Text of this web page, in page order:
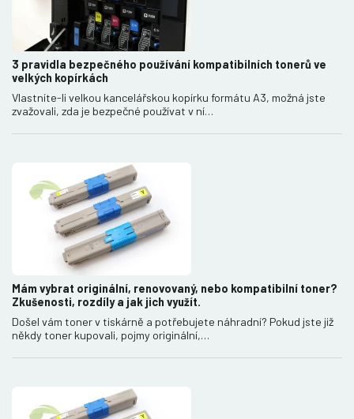
3 pravidla bezpečného používání kompatibilních tonerů ve
velkých kopírkách
Vlastníte-li velkou kancelářskou kopírku formátu A3, možná jste
zvažovali, zda je bezpečné používat v ní…
Mám vybrat originální, renovovaný, nebo kompatibilní toner?
Zkušenosti, rozdíly a jak jich využít.
Došel vám toner v tiskárně a potřebujete náhradní? Pokud jste již
někdy toner kupovali, pojmy originální,…